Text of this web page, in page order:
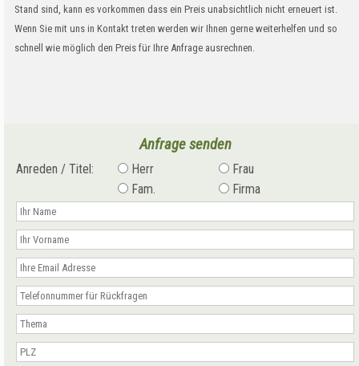
Stand sind, kann es vorkommen dass ein Preis unabsichtlich nicht erneuert ist.
Wenn Sie mit uns in Kontakt treten werden wir Ihnen gerne weiterhelfen und so
schnell wie möglich den Preis für Ihre Anfrage ausrechnen.
Anfrage senden
Anreden / Titel: Herr
Frau
Fam.
Firma